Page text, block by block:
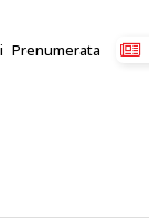
Prenumerata